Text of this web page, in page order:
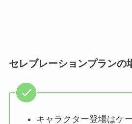
セレブレーションプランの
キャラクター登場はケ